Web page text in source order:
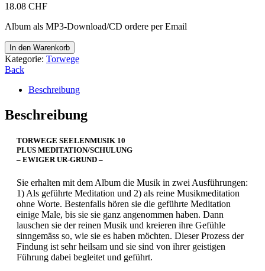
18.08 CHF
Album als MP3-Download/CD ordere per Email
TORWEGE
SEELENMUSIK
10
URGRUND,
MEDITATION/SCHULUNG
Menge
In den Warenkorb
Kategorie: Torwege
Back
Beschreibung
Beschreibung
TORWEGE SEELENMUSIK 10
PLUS MEDITATION/SCHULUNG
– EWIGER UR-GRUND –
Sie erhalten mit dem Album die Musik in zwei Ausführungen:
1) Als geführte Meditation und 2) als reine Musikmeditation
ohne Worte. Bestenfalls hören sie die geführte Meditation
einige Male, bis sie sie ganz angenommen haben. Dann
lauschen sie der reinen Musik und kreieren ihre Gefühle
sinngemäss so, wie sie es haben möchten. Dieser Prozess der
Findung ist sehr heilsam und sie sind von ihrer geistigen
Führung dabei begleitet und geführt.